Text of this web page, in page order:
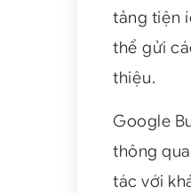
tảng tiện
thể gửi
thiệu.
Google
thông
tác với